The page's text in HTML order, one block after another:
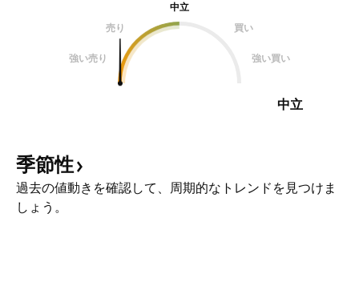
中立
売り
買い
強い売り 強い買い
中立
季節性
過去の値動きを確認して、周期的なトレンドを見つけま
しょう。